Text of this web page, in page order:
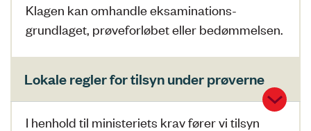
Klagen kan omhandle eksaminations-
grundlaget, prøveforløbet eller bedømmelsen.
Lokale regler for tilsyn under prøverne
I henhold til ministeriets krav fører vi tilsyn